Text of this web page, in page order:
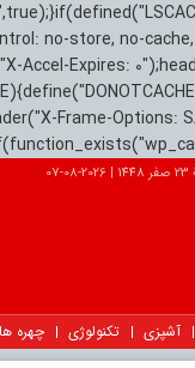
no-store, no-
Accel-Expires:
Frame-Options:
|
2026-08-07
آشپزی تکنولوژی چهره ها